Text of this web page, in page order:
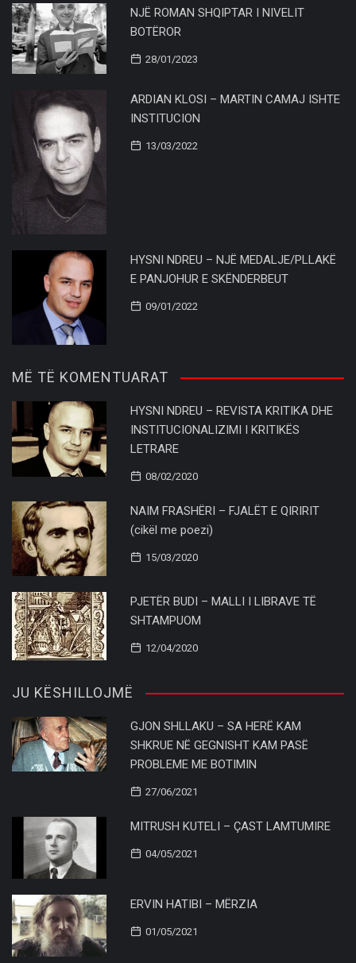
NJË ROMAN SHQIPTAR I NIVELIT
BOTËROR
28/01/2023
ARDIAN KLOSI – MARTIN CAMAJ ISHTE
INSTITUCION
13/03/2022
HYSNI NDREU – NJË MEDALJE/PLLAKË
E PANJOHUR E SKËNDERBEUT
09/01/2022
MË TË KOMENTUARAT
HYSNI NDREU – REVISTA KRITIKA DHE
INSTITUCIONALIZIMI I KRITIKËS
LETRARE
08/02/2020
NAIM FRASHËRI – FJALËT E QIRIRIT
(cikël me poezi)
15/03/2020
PJETËR BUDI – MALLI I LIBRAVE TË
SHTAMPUOM
12/04/2020
JU KËSHILLOJMË
GJON SHLLAKU – SA HERË KAM
SHKRUE NË GEGNISHT KAM PASË
PROBLEME ME BOTIMIN
27/06/2021
MITRUSH KUTELI – ÇAST LAMTUMIRE
04/05/2021
ERVIN HATIBI – MËRZIA
01/05/2021